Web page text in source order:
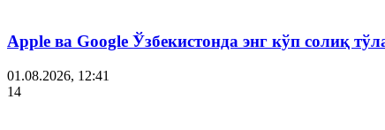
Apple ва Google Ўзбекистонда энг кўп солиқ
01.08.2026, 12:41
14